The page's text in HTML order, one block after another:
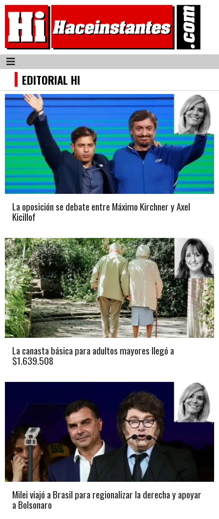
EDITORIAL HI
La oposición se debate entre Máximo Kirchner y Axel
Kicillof
La canasta básica para adultos mayores llegó a
$1.639.508
Milei viajó a Brasil para regionalizar la derecha y apoyar
a Bolsonaro